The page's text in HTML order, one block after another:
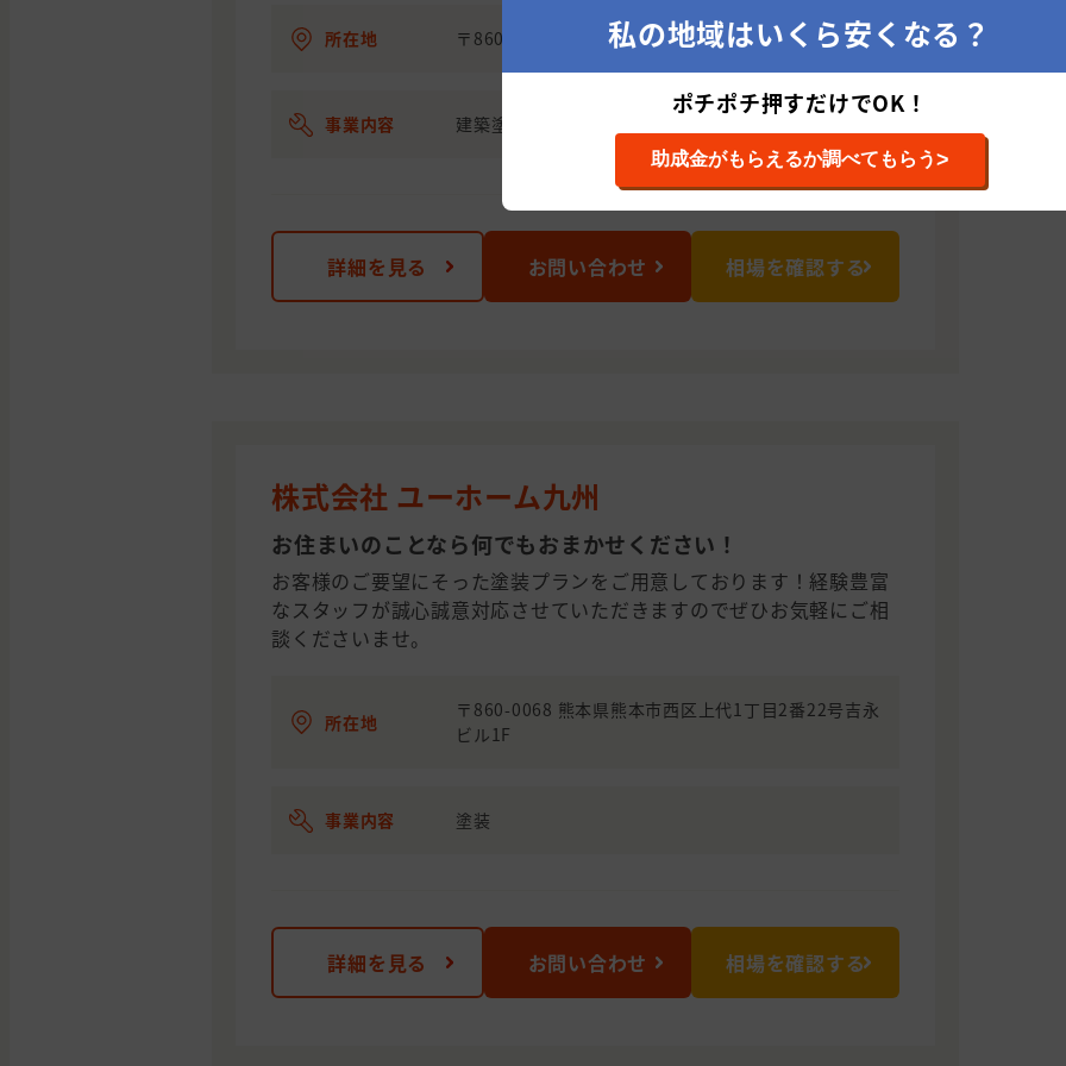
所在地 〒860-0046 熊本県熊本市中央区横手2-1-44
事業内容 建築塗装
詳細を見る お問い合わせ 相場を確認する
株式会社 ユーホーム九州
お住まいのことなら何でもおまかせください！
お客様のご要望にそった塗装プランをご用意しております！経験豊富
なスタッフが誠心誠意対応させていただきますのでぜひお気軽にご相
談くださいませ。
所在地
〒860-0068 熊本県熊本市西区上代1丁目2番22号吉永
ビル1F
事業内容 塗装
詳細を見る お問い合わせ 相場を確認する
私の地域はいくら安くなる？
ポチポチ押すだけでOK！
助成金がもらえるか調べてもらう>